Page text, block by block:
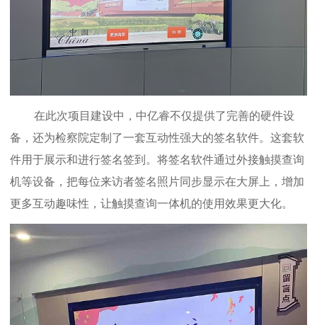
在此次项目建设中，中亿睿不仅提供了完善的硬件设
备，还为检察院定制了一套互动性强大的签名软件。 这套软
件用于展示和进行签名签到。将签名软件通过外接触摸查询
机等设备，把每位来访者签名照片同步显示在大屏上，增加
更多互动趣味性，让触摸查询一体机的使用效果更大化。